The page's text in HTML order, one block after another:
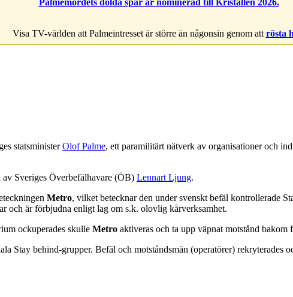
Visa TV-världen att Palmeintresset är större än någonsin genom att rösta
statsministerOlof Palme, ett paramilitärt nätverk av organisationer och
Sveriges Överbefälhavare (ÖB) Lennart Ljung.
Metro, vilket betecknar den under svenskt befäl kontrollerade
och är förbjudna enligt lag om s.k. olovlig kårverksamhet.
ockuperades skulle Metro aktiveras och ta upp väpnat motstånd bakom
Stay behind-grupper. Befäl och motståndsmän (operatörer)